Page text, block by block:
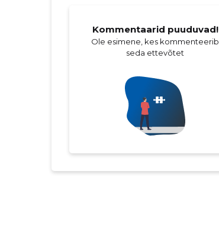
Kommentaarid puuduvad!
Ole esimene, kes kommenteerib
seda ettevõtet